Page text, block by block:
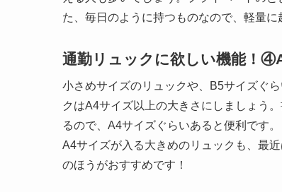
た、毎日のように持つものなので、軽量に
通勤リュックに欲しい機能！
小さめサイズのリュックや、B5サイズぐ
クはA4サイズ以上の大きさにしましょう
るので、A4サイズぐらいあると便利です。
A4サイズが入る大きめのリュックも、最
のほうがおすすめです！